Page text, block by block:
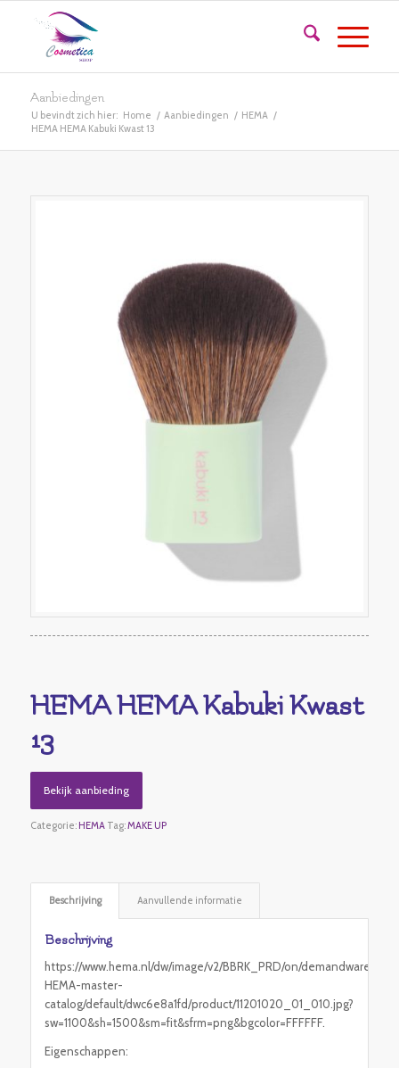
Aanbiedingen
U bevindt zich hier: Home / Aanbiedingen / HEMA /
HEMA HEMA Kabuki Kwast 13
HEMA HEMA Kabuki Kwast
13
Bekijk aanbieding
Categorie: HEMA Tag:MAKE UP
Beschrijving Aanvullende informatie
Beschrijving
https://www.hema.nl/dw/image/v2/BBRK_PRD/on/
HEMA-master-
catalog/default/dwc6e8a1fd/product/11201020_01_010.jpg?
sw=1100&sh=1500&sm=fit&sfrm=png&bgcolor=FFFFFF.
Eigenschappen: